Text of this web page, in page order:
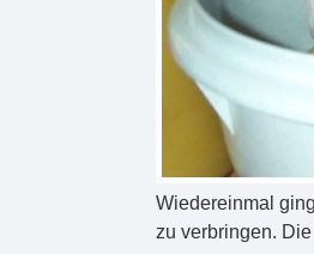
Wiedereinmal
zu verbringen.